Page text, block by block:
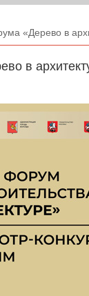
«Дерево в
в